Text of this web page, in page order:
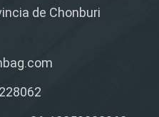
de Chonburi